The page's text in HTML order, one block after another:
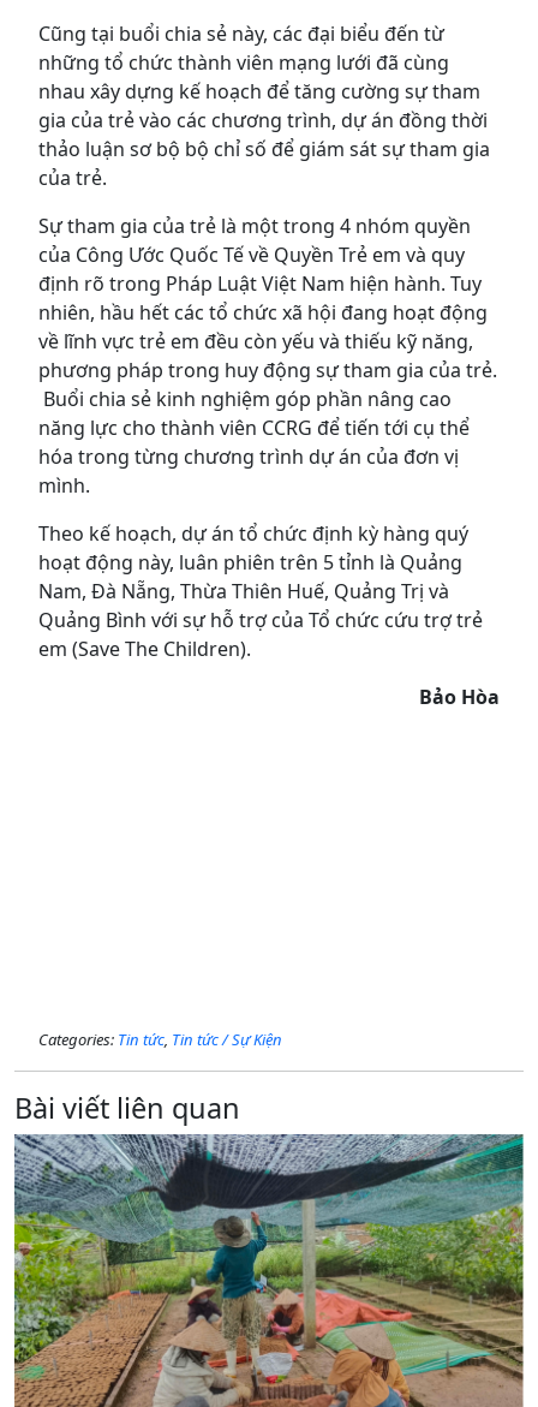
Cũng tại buổi chia sẻ này, các đại biểu đến từ
những tổ chức thành viên mạng lưới đã cùng
nhau xây dựng kế hoạch để tăng cường sự tham
gia của trẻ vào các chương trình, dự án đồng thời
thảo luận sơ bộ bộ chỉ số để giám sát sự tham gia
của trẻ.
Sự tham gia của trẻ là một trong 4 nhóm quyền
của Công Ước Quốc Tế về Quyền Trẻ em và quy
định rõ trong Pháp Luật Việt Nam hiện hành. Tuy
nhiên, hầu hết các tổ chức xã hội đang hoạt động
về lĩnh vực trẻ em đều còn yếu và thiếu kỹ năng,
phương pháp trong huy động sự tham gia của trẻ.
Buổi chia sẻ kinh nghiệm góp phần nâng cao
năng lực cho thành viên CCRG để tiến tới cụ thể
hóa trong từng chương trình dự án của đơn vị
mình.
Theo kế hoạch, dự án tổ chức định kỳ hàng quý
hoạt động này, luân phiên trên 5 tỉnh là Quảng
Nam, Đà Nẵng, Thừa Thiên Huế, Quảng Trị và
Quảng Bình với sự hỗ trợ của Tổ chức cứu trợ trẻ
em (Save The Children).
Bảo Hòa
Categories: Tin tức, Tin tức / Sự Kiện
Bài viết liên quan